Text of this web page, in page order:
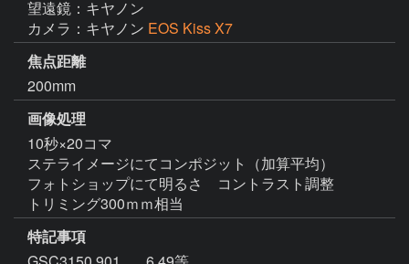
望遠鏡：キヤノン
カメラ：キヤノン EOS Kiss X7
焦点距離
200mm
画像処理
10秒×20コマ
ステライメージにてコンポジット（加算平均）
フォトショップにて明るさ　コントラスト調整
特記事項